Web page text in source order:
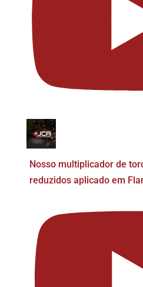
Nosso multiplicador de
reduzidos aplicado em